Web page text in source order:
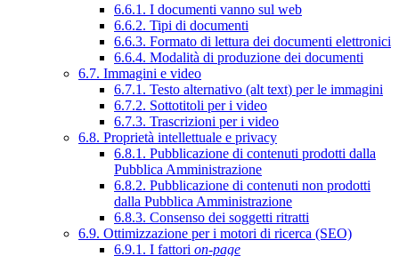
6.6.1. I documenti vanno sul web
6.6.2. Tipi di documenti
6.6.3. Formato di lettura dei documenti elettronici
6.6.4. Modalità di produzione dei documenti
6.7. Immagini e video
6.7.1. Testo alternativo (alt text) per le immagini
6.7.2. Sottotitoli per i video
6.7.3. Trascrizioni per i video
6.8. Proprietà intellettuale e privacy
6.8.1. Pubblicazione di contenuti prodotti dalla
Pubblica Amministrazione
6.8.2. Pubblicazione di contenuti non prodotti
dalla Pubblica Amministrazione
6.8.3. Consenso dei soggetti ritratti
6.9. Ottimizzazione per i motori di ricerca (SEO)
6.9.1. I fattori on-page